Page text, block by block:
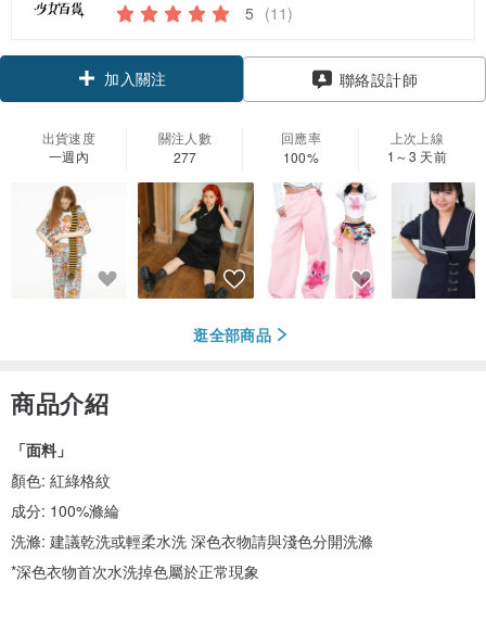
5 (11)
加入關注 聯絡設計師
出貨速度
一週內
關注人數
277
回應率
100%
上次上線
1～3 天前
逛全部商品
商品介紹
「面料」
顏色: 紅綠格紋
成分: 100%滌綸
洗滌: 建議乾洗或輕柔水洗 深色衣物請與淺色分開洗滌
*深色衣物首次水洗掉色屬於正常現象